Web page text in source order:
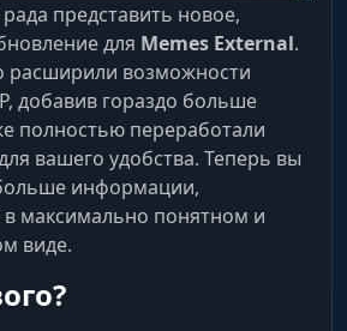
представить новое,
для Memes External.
расширили возможности
добавив гораздо больше
полностью переработали
вашего удобства. Теперь вы
информации,
в максимально понятном и
виде.